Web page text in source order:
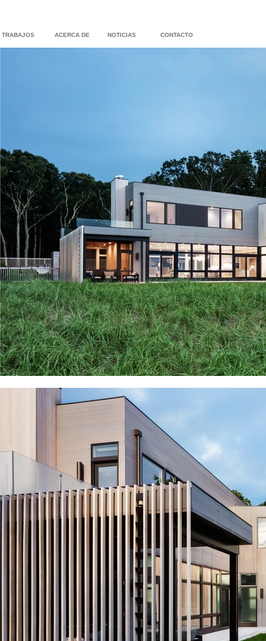
TRABAJOS ACERCA DE NOTICIAS CONTACTO